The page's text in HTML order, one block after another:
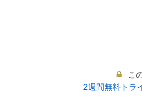
こ
2週間無料トラ